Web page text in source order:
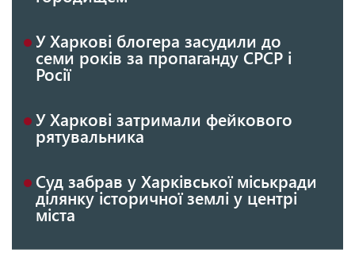
У Харкові блогера засудили до
семи років за пропаганду СРСР і
Росії
У Харкові затримали фейкового
рятувальника
Суд забрав у Харківської міськради
ділянку історичної землі у центрі
міста